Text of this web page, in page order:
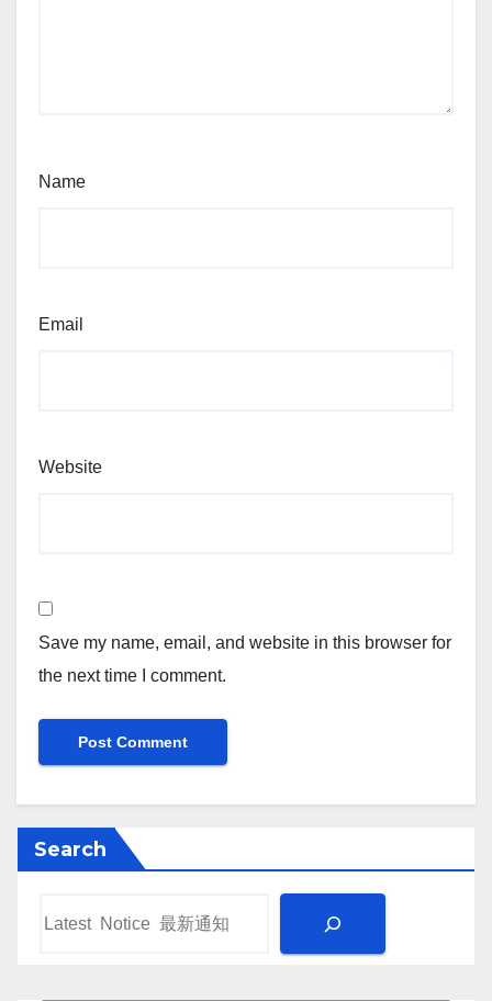
Name
Email
Website
Save my name, email, and website in this browser for
the next time I comment.
Search